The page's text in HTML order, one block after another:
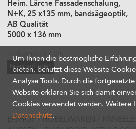
Heim. Lärche Fassadenschalung,
N+K, 25 x135 mm, bandsägeoptik,
AB Qualität
5000 x 136 mm
Packungen: à 4 Stk.
Preis anfragen
E-SHOP › HOBELWAREN /
Um Ihnen die bestmögliche
bieten, benutzt diese Website
Analyse Tools. Durch die
Website erklären Sie sich damit
Cookies verwendet werden. Weitere
Datenschutz.